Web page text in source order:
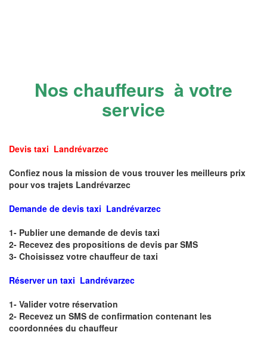
Nos chauffeurs à votre
service
Devis taxi Landrévarzec
Confiez nous la mission de vous trouver les meilleurs prix
pour vos trajets Landrévarzec
Demande de devis taxi Landrévarzec
1- Publier une demande de devis taxi
2- Recevez des propositions de devis par SMS
3- Choisissez votre chauffeur de taxi
Réserver un taxi Landrévarzec
1- Valider votre réservation
2- Recevez un SMS de confirmation contenant les
coordonnées du chauffeur